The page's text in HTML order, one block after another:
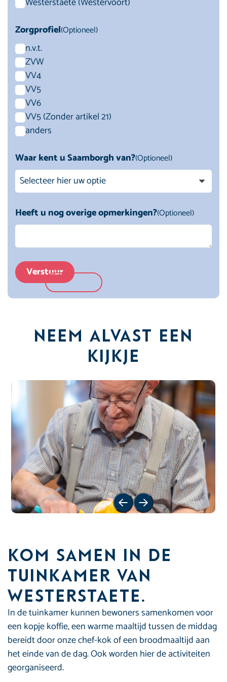
Zorgprofiel(Optioneel)
n.v.t.
ZVW
VV4
VV5
VV6
VV5 (Zonder artikel 21)
anders
Waar kent u Saamborgh van?(Optioneel)
Heeft u nog overige opmerkingen?(Optioneel)
Verstuur
Neem alvast een
kijkje
Vorige slide
Volgende slide
Kom samen in de
tuinkamer van
Westerstaete.
In de tuinkamer kunnen bewoners samenkomen voor
een kopje koffie, een warme maaltijd tussen de middag
bereidt door onze chef-kok of een broodmaaltijd aan
het einde van de dag. Ook worden hier de activiteiten
georganiseerd.